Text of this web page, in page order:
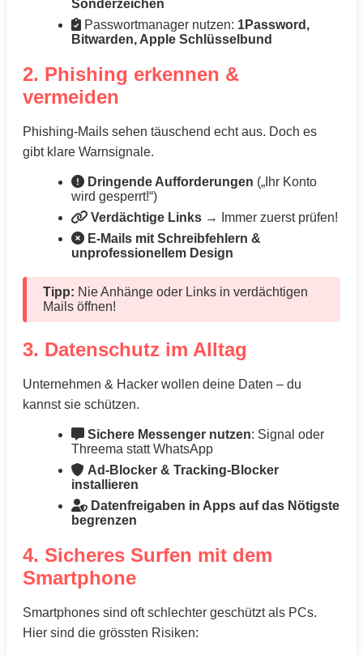
Sonderzeichen
Passwortmanager nutzen: 1Password,
Bitwarden, Apple Schlüsselbund
2. Phishing erkennen &
vermeiden
Phishing-Mails sehen täuschend echt aus. Doch es
gibt klare Warnsignale.
Dringende Aufforderungen („Ihr Konto
wird gesperrt!“)
Verdächtige Links → Immer zuerst prüfen!
E-Mails mit Schreibfehlern &
unprofessionellem Design
Tipp: Nie Anhänge oder Links in verdächtigen
Mails öffnen!
3. Datenschutz im Alltag
Unternehmen & Hacker wollen deine Daten – du
kannst sie schützen.
Sichere Messenger nutzen: Signal oder
Threema statt WhatsApp
Ad-Blocker & Tracking-Blocker
installieren
Datenfreigaben in Apps auf das Nötigste
begrenzen
4. Sicheres Surfen mit dem
Smartphone
Smartphones sind oft schlechter geschützt als PCs.
Hier sind die grössten Risiken: